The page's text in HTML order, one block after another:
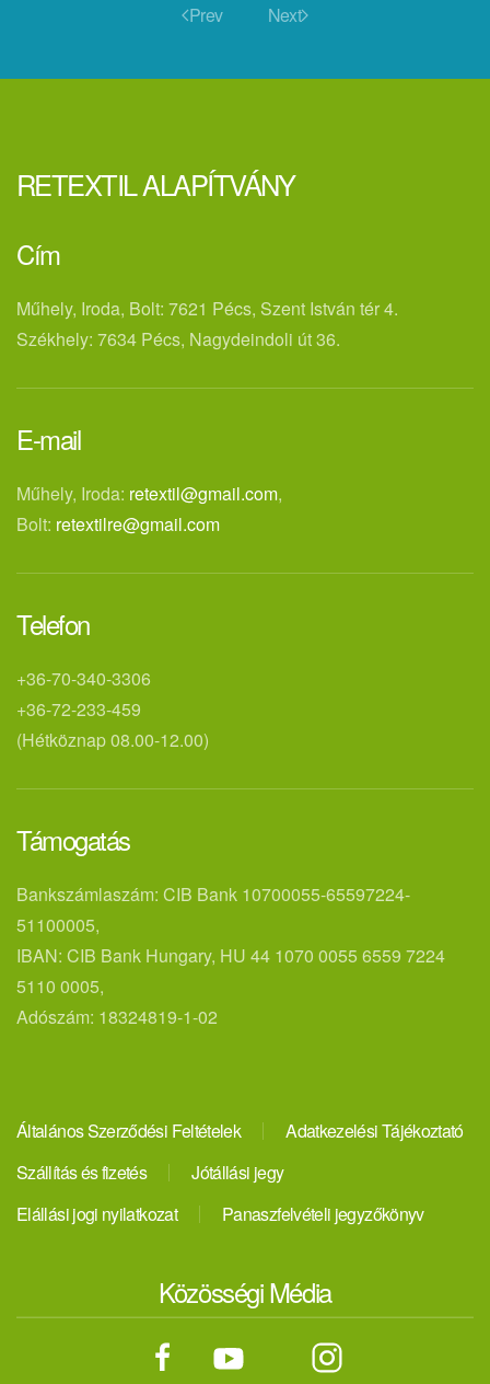
Prev Next
RETEXTIL ALAPÍTVÁNY
Cím
Műhely, Iroda, Bolt: 7621 Pécs, Szent István tér 4.
Székhely: 7634 Pécs, Nagydeindoli út 36.
E-mail
Műhely, Iroda: retextil@gmail.com,
Bolt: retextilre@gmail.com
Telefon
+36-70-340-3306
+36-72-233-459
(Hétköznap 08.00-12.00)
Támogatás
Bankszámlaszám: CIB Bank 10700055-65597224-
51100005,
IBAN: CIB Bank Hungary, HU 44 1070 0055 6559 7224
5110 0005,
Adószám: 18324819-1-02
Általános Szerződési Feltételek
Adatkezelési Tájékoztató
Szállítás és fizetés
Jótállási jegy
Elállási jogi nyilatkozat
Panaszfelvételi jegyzőkönyv
Közösségi Média